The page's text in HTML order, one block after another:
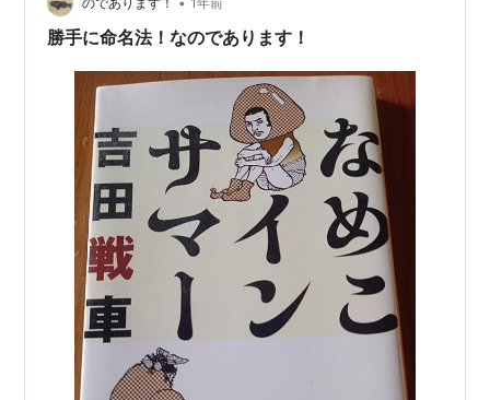
漫画家
勝手に命名法！なのであります！